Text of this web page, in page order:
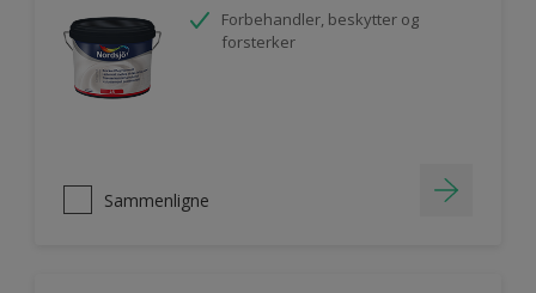
Forbehandler, beskytter og
forsterker
Sammenligne